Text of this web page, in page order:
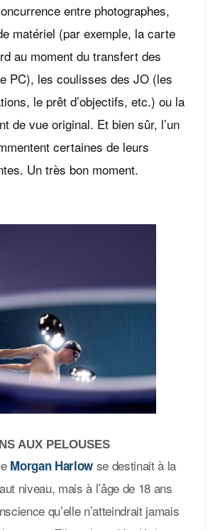
entre photographes,
matériel (par exemple, la carte
au moment du transfert des
PC), les coulisses des JO (les
le prêt d’objectifs, etc.) ou la
de vue original. Et bien sûr, l’un
certaines de leurs
Un très bon moment.
AUX PELOUSES
Morgan Harlow se destinait à la
niveau, mais à l’âge de 18 ans
qu’elle n’atteindrait jamais